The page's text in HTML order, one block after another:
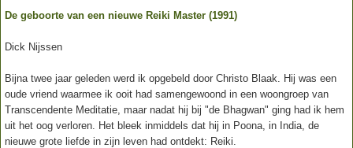
De geboorte van een nieuwe Reiki Master (1991)
Dick Nijssen
Bijna twee jaar geleden werd ik opgebeld door Christo Blaak. Hij was een
oude vriend waarmee ik ooit had samengewoond in een woongroep van
Transcendente Meditatie, maar nadat hij bij "de Bhagwan" ging had ik hem
uit het oog verloren. Het bleek inmiddels dat hij in Poona, in India, de
nieuwe grote liefde in zijn leven had ontdekt: Reiki.